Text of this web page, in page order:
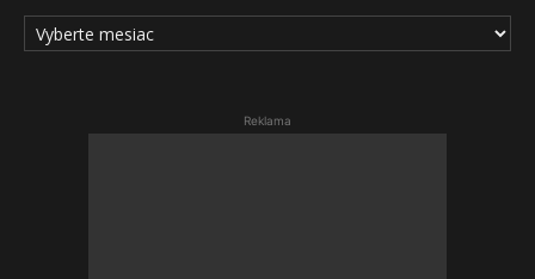
ARCHÍV
ČLÁNKOV
Reklama